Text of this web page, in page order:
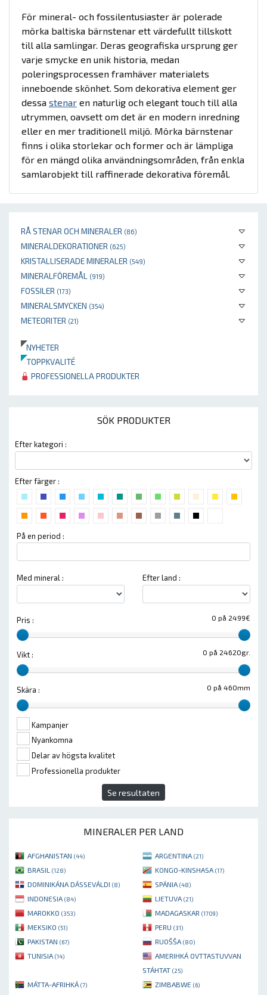
RÅ STENAR OCH MINERALER (86)
MINERALDEKORATIONER (625)
KRISTALLISERADE MINERALER (549)
MINERALFÖREMÅL (919)
FOSSILER (173)
MINERALSMYCKEN (354)
METEORITER (21)
NYHETER
TOPPKVALITÉ
PROFESSIONELLA PRODUKTER
SÖK PRODUKTER
Efter kategori :
Efter färger :
På en period :
Med mineral : Efter land :
0 på 2499€
Pris :
0 på 24620gr.
Vikt :
0 på 460mm
Skära :
Kampanjer
Nyankomna
Delar av högsta kvalitet
Professionella produkter
Se resultaten
MINERALER PER LAND
AFGHANISTAN (44) ARGENTINA (21)
BRASIL (128) KONGO-KINSHASA (17)
DOMINIKÁNA DÁSSEVÁLDI (8) SPÁNIA (48)
INDONESIA (84) LIETUVA (21)
MAROKKO (353) MADAGASKAR (1709)
MEKSIKO (51) PERU (31)
PAKISTAN (67) RUOŠŠA (80)
TUNISIA (14)
AMERIHKÁ OVTTASTUVVAN
STÁHTAT (25)
MÁTTA-AFRIHKÁ (7) ZIMBABWE (6)
För mineral- och fossilentusiaster är polerade
mörka baltiska bärnstenar ett värdefullt tillskott
till alla samlingar. Deras geografiska ursprung ger
varje smycke en unik historia, medan
poleringsprocessen framhäver materialets
inneboende skönhet. Som dekorativa element ger
dessa stenar en naturlig och elegant touch till alla
utrymmen, oavsett om det är en modern inredning
eller en mer traditionell miljö. Mörka bärnstenar
finns i olika storlekar och former och är lämpliga
för en mängd olika användningsområden, från enkla
samlarobjekt till raffinerade dekorativa föremål.